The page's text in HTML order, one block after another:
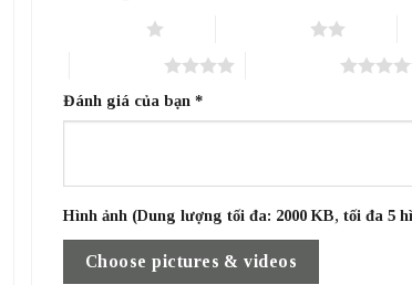
Đánh giá của bạn*
Hình ảnh (Dung lượng tối đa: 2000 KB, tối đa 5
Choose pictures & videos